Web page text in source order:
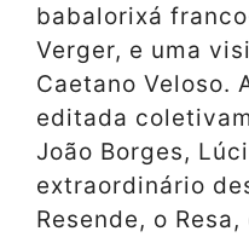
babalorixá
Verger, e uma
Caetano Veloso.
editada
João Borges,
extraordinário
Resende, o